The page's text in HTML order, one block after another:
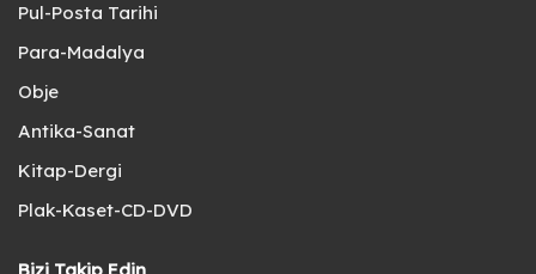
Pul-Posta Tarihi
Para-Madalya
Obje
Antika-Sanat
Kitap-Dergi
Plak-Kaset-CD-DVD